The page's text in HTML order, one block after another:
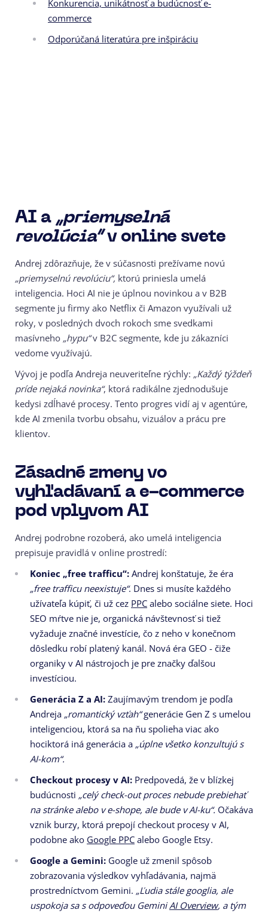
AI a „priemyselná
revolúcia“v online svete
Andrej zdôrazňuje, že v súčasnosti prežívame novú
„priemyselnú revolúciu“, ktorú priniesla umelá
inteligencia. Hoci AI nie je úplnou novinkou a v B2B
segmente ju firmy ako Netflix či Amazon využívali už
roky, v posledných dvoch rokoch sme svedkami
masívneho „hypu“v B2C segmente, kde ju zákazníci
vedome využívajú.
Vývoj je podľa Andreja neuveriteľne rýchly: „Každý týždeň
príde nejaká novinka“, ktorá radikálne zjednodušuje
kedysi zdĺhavé procesy. Tento progres vidí aj v agentúre,
kde AI zmenila tvorbu obsahu, vizuálov a prácu pre
klientov.
Zásadné zmeny vo
vyhľadávaní a e-commerce
pod vplyvom AI
Andrej podrobne rozoberá, ako umelá inteligencia
prepisuje pravidlá v online prostredí:
Koniec „free trafficu“: Andrej konštatuje, že éra
„free trafficu neexistuje“. Dnes si musíte každého
užívateľa kúpiť, či už cez PPC alebo sociálne siete. Hoci
SEO mŕtve nie je, organická návštevnosť si tiež
vyžaduje značné investície, čo z neho v konečnom
dôsledku robí platený kanál. Nová éra GEO - čiže
organiky v AI nástrojoch je pre značky ďalšou
investíciou.
Generácia Z a AI: Zaujímavým trendom je podľa
Andreja „romantický vzťah“generácie Gen Z s umelou
inteligenciou, ktorá sa na ňu spolieha viac ako
hociktorá iná generácia a „úplne všetko konzultujú s
AI-kom“.
Checkout procesy v AI: Predpovedá, že v blízkej
budúcnosti „celý check-out proces nebude prebiehať
na stránke alebo v e-shope, ale bude v AI-ku“. Očakáva
vznik burzy, ktorá prepojí checkout procesy v AI,
podobne ako Google PPC alebo Google Etsy.
Google a Gemini: Google už zmenil spôsob
zobrazovania výsledkov vyhľadávania, najmä
prostredníctvom Gemini. „Ľudia stále googlia, ale
uspokoja sa s odpoveďou GeminiAI Overview, a tým
Konkurencia, unikátnosť a budúcnosť e-
commerce
Odporúčaná literatúra pre inšpiráciu